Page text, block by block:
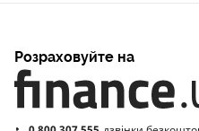
Розраховуйте на